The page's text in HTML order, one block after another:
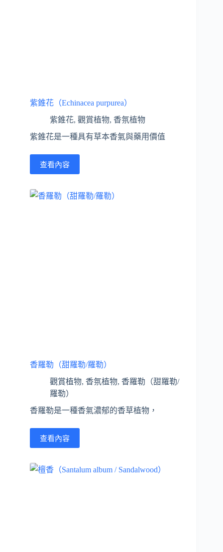
紫錐花（Echinacea purpurea）
紫錐花, 觀賞植物, 香氛植物
紫錐花是一種具有草本香氣與藥用價值
查看內容
香羅勒（甜羅勒/羅勒）
觀賞植物, 香氛植物, 香羅勒（甜羅勒/
羅勒）
香羅勒是一種香氣濃郁的香草植物，
查看內容